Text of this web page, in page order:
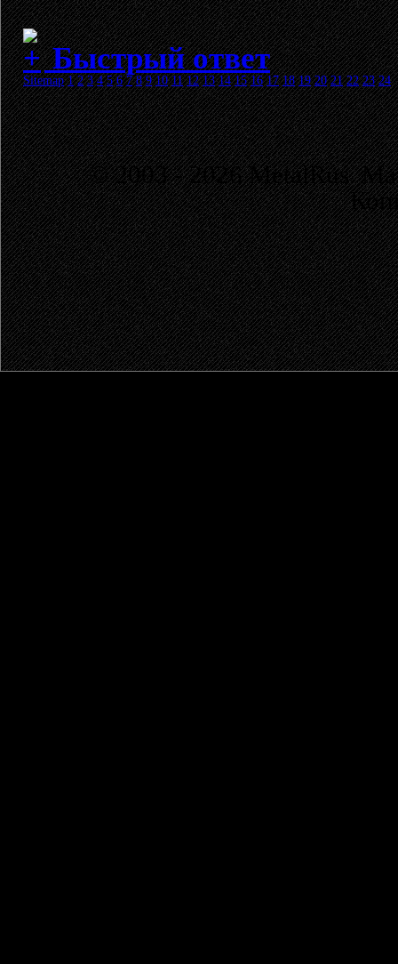
Быстрый ответ
Sitemap 1 2 3 4 5 6 7 8 9 10 11 12 13 14 15 16 17 18 19 20 21 22 23 24
© 2003 - 2026 MetalRus.